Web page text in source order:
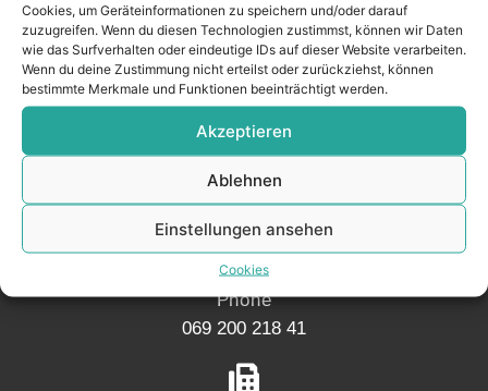
Cookies, um Geräteinformationen zu speichern und/oder darauf
zuzugreifen. Wenn du diesen Technologien zustimmst, können wir Daten
wie das Surfverhalten oder eindeutige IDs auf dieser Website verarbeiten.
Wenn du deine Zustimmung nicht erteilst oder zurückziehst, können
bestimmte Merkmale und Funktionen beeinträchtigt werden.
Akzeptieren
Ablehnen
Einstellungen ansehen
Cookies
CONTACT
Address
Mainwesthafen Immobilien
Speicherstraße 5
Phone
069 200 218 41